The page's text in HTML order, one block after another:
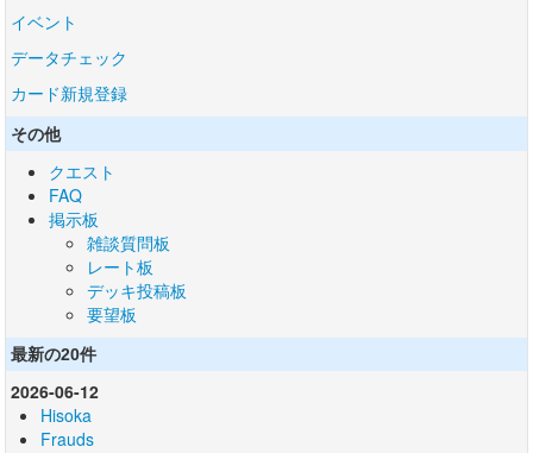
イベント
データチェック
カード新規登録
その他
クエスト
FAQ
掲示板
雑談質問板
レート板
デッキ投稿板
要望板
最新の20件
2026-06-12
Hisoka
Frauds